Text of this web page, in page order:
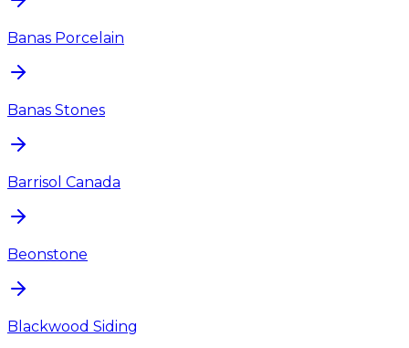
Banas Porcelain
Banas Stones
Barrisol Canada
Beonstone
Blackwood Siding